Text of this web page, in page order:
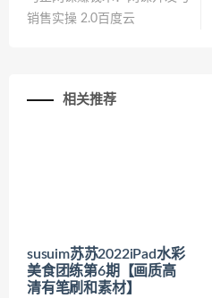
销售实操 2.0百度云
相关推荐
susuim苏苏2022iPad水彩
美食团练第6期【画质高
清有笔刷和素材】